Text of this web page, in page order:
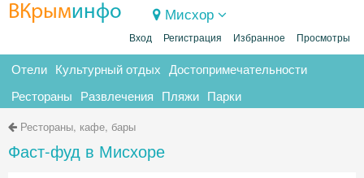
ВКрыминфо Мисхор
Вход Регистрация Избранное Просмотры
Отели Культурный отдых Достопримечательности
Рестораны Развлечения Пляжи Парки
Рестораны, кафе, бары
Фаст-фуд в Мисхоре